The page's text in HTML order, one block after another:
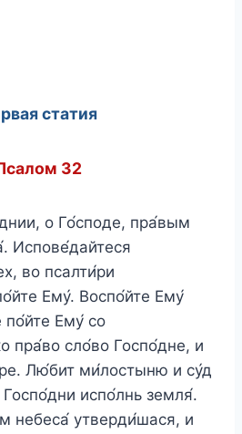
статия
32
о Го́споде, пра́вым
Испове́дайтеся
во псалти́ри
Ему́. Воспо́йте Ему́
по́йте Ему́ со
пра́во сло́во Госпо́дне, и
Лю́бит ми́лостыню и су́д
испо́лнь земля́.
небеса́ утверди́шася, и